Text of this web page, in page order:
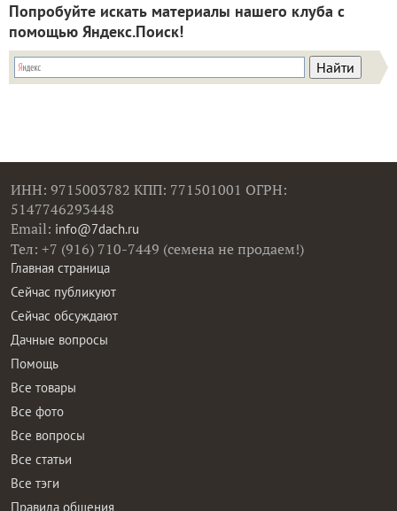
Попробуйте искать материалы нашего клуба с
помощью Яндекс.Поиск!
ИНН: 9715003782 КПП: 771501001 ОГРН:
5147746293448
Email: info@7dach.ru
Тел: +7 (916) 710-7449 (семена не продаем!)
Главная страница
Сейчас публикуют
Сейчас обсуждают
Дачные вопросы
Помощь
Все товары
Все фото
Все вопросы
Все статьи
Все тэги
Правила общения